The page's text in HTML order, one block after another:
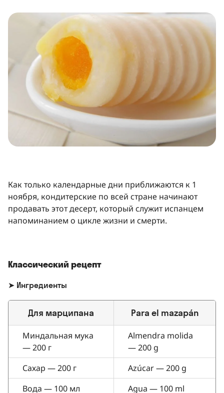
Как только календарные дни приближаются к 1
ноября, кондитерские по всей стране начинают
продавать этот десерт, который служит испанцем
напоминанием о цикле жизни и смерти.
Классический рецепт
➤ Ингредиенты
Для марципана Para el mazapán
Миндальная мука
— 200 г
Almendra molida
— 200 g
Сахар — 200 г
Azúcar — 200 g
Вода — 100 мл
Agua — 100 ml